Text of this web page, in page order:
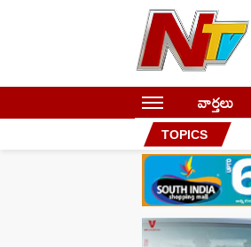
వార్తలు
TOPICS